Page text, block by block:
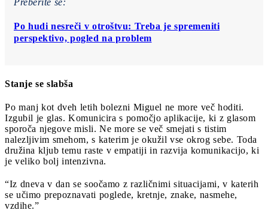
Preberite še:
Po hudi nesreči v otroštvu: Treba je spremeniti
perspektivo, pogled na problem
Stanje se slabša
Po manj kot dveh letih bolezni Miguel ne more več hoditi.
Izgubil je glas. Komunicira s pomočjo aplikacije, ki z glasom
sporoča njegove misli. Ne more se več smejati s tistim
nalezljivim smehom, s katerim je okužil vse okrog sebe. Toda
družina kljub temu raste v empatiji in razvija komunikacijo, ki
je veliko bolj intenzivna.
“Iz dneva v dan se soočamo z različnimi situacijami, v katerih
se učimo prepoznavati poglede, kretnje, znake, nasmehe,
vzdihe.”